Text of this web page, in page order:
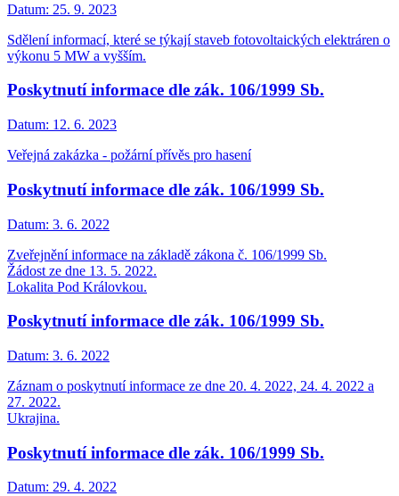
Datum: 25. 9. 2023
Sdělení informací, které se týkají staveb fotovoltaických elektráren o
výkonu 5 MW a vyšším.
Poskytnutí informace dle zák. 106/1999 Sb.
Datum: 12. 6. 2023
Veřejná zakázka - požární přívěs pro hasení
Poskytnutí informace dle zák. 106/1999 Sb.
Datum: 3. 6. 2022
Zveřejnění informace na základě zákona č. 106/1999 Sb.
Žádost ze dne 13. 5. 2022.
Lokalita Pod Královkou.
Poskytnutí informace dle zák. 106/1999 Sb.
Datum: 3. 6. 2022
Záznam o poskytnutí informace ze dne 20. 4. 2022, 24. 4. 2022 a
27. 2022.
Ukrajina.
Poskytnutí informace dle zák. 106/1999 Sb.
Datum: 29. 4. 2022